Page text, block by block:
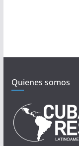
Quienes somos